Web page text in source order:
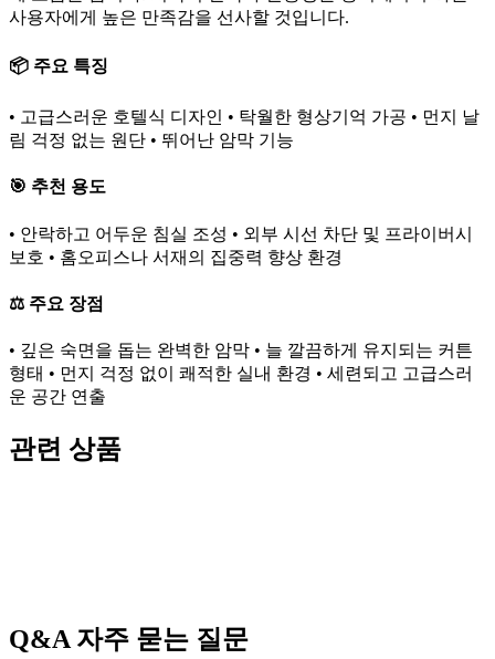
사용자에게 높은 만족감을 선사할 것입니다.
📦 주요 특징
• 고급스러운 호텔식 디자인 • 탁월한 형상기억 가공 • 먼지 날
림 걱정 없는 원단 • 뛰어난 암막 기능
🎯 추천 용도
• 안락하고 어두운 침실 조성 • 외부 시선 차단 및 프라이버시
보호 • 홈오피스나 서재의 집중력 향상 환경
⚖️ 주요 장점
• 깊은 숙면을 돕는 완벽한 암막 • 늘 깔끔하게 유지되는 커튼
형태 • 먼지 걱정 없이 쾌적한 실내 환경 • 세련되고 고급스러
운 공간 연출
관련 상품
Q&A 자주 묻는 질문